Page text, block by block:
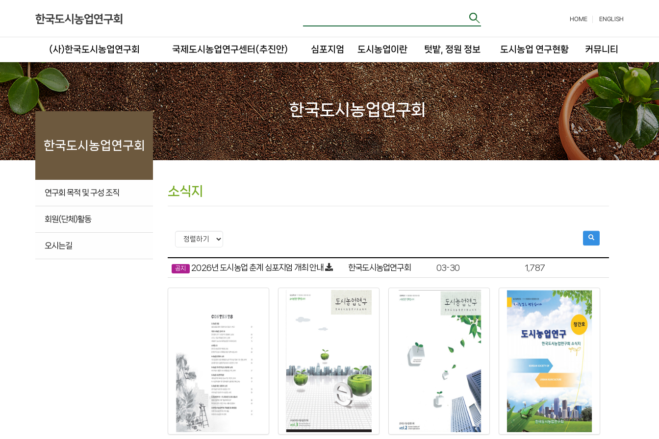
HOME ENGLISH
(사)한국도시농업연구회 국제도시농업연구센터(추진안) 심포지엄 도시농업이란 텃밭, 정원 정보 도시농업 연구현황 커뮤니티
한국도시농업연구회
한국도시농업연구회
연구회 목적 및 구성 조직
회원(단체)활동
오시는길
소식지
공지 2026년 도시농업 춘계 심포지엄 개최 안내 한국도시농업연구회 03-30 1,787